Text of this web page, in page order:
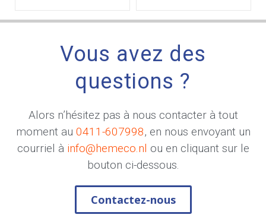
Vous avez des
questions ?
Alors n’hésitez pas à nous contacter à tout
moment au 0411-607998, en nous envoyant un
courriel à info@hemeco.nl ou en cliquant sur le
bouton ci-dessous.
Contactez-nous